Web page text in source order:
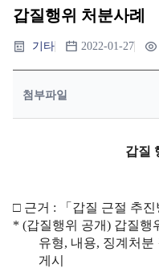
갑질행위 처분사례
기타 2022-01-27
첨부파일
갑질
□ 근거 : 「 갑질 근절 추진
* (갑질행위 공개) 갑질행
유형, 내용, 징계처분
게시